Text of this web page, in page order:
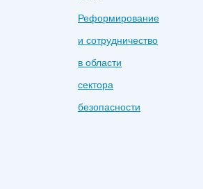
Реформирование
и сотрудничество
в области
сектора
безопасности